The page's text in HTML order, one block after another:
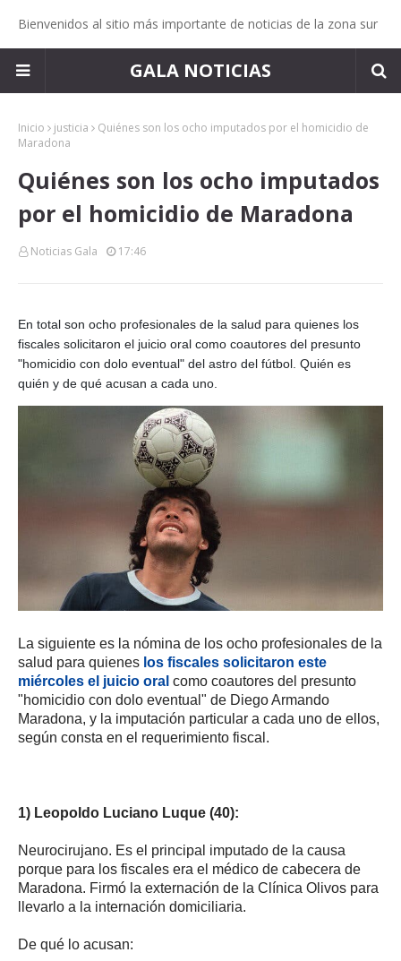
Bienvenidos al sitio más importante de noticias de la zona sur
GALA NOTICIAS
Inicio justicia
Quiénes son los ocho imputados por el homicidio de
Maradona
Quiénes son los ocho imputados
por el homicidio de Maradona
Noticias Gala 17:46
En total son ocho profesionales de la salud para quienes los
fiscales solicitaron el juicio oral como coautores del presunto
"homicidio con dolo eventual" del astro del fútbol. Quién es
quién y de qué acusan a cada uno.
La siguiente es la nómina de los ocho profesionales de la
salud para quienes los fiscales solicitaron este
miércoles el juicio oral como coautores del presunto
"homicidio con dolo eventual" de Diego Armando
Maradona, y la imputación particular a cada uno de ellos,
según consta en el requerimiento fiscal.
1) Leopoldo Luciano Luque (40):
Neurocirujano. Es el principal imputado de la causa
porque para los fiscales era el médico de cabecera de
Maradona. Firmó la externación de la Clínica Olivos para
llevarlo a la internación domiciliaria.
De qué lo acusan: